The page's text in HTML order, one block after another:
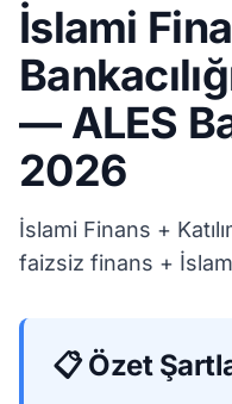
İslami
— ALES
2026
İslami Finans +
faizsiz finans +
📋 Özet